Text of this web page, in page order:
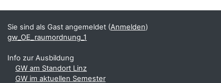
Ergänzungsblöcke
Sie sind als Gast angemeldet (Anmelden)
gw_OE_raumordnung_1
Info zur Ausbildung
GW am Standort Linz
GW im aktuellen Semester